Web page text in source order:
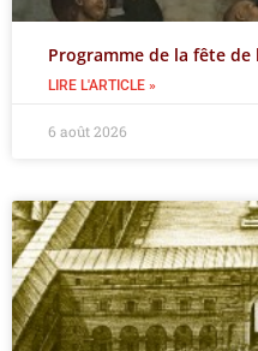
Programme de la fête
LIRE L'ARTICLE »
6 août 2026